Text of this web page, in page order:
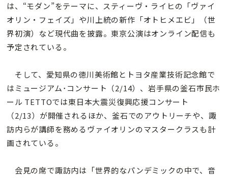
は、“モダン”をテーマに、スティーヴ・ライヒの「ヴァイ
オリン・フェイズ」や川上統の新作「オトヒメエビ」（世
界初演）など現代曲を披露。東京公演はオンライン配信も
予定されている。
そして、愛知県の徳川美術館とトヨタ産業技術記念館で
はミュージアム･コンサート（2/14）、岩手県の釜石市民ホ
ール TETTOでは東日本大震災復興応援コンサート
（2/13）が開催されるほか、釜石でのアウトリーチや、諏
訪内らが講師を務めるヴァイオリンのマスタークラスも計
画されている。
会見の席で諏訪内は「世界的なパンデミックの中で、音